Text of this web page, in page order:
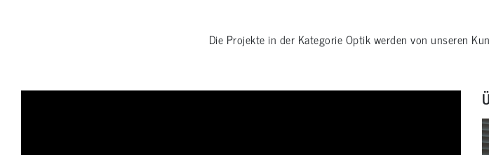
Die Projekte in der KategorieOptikwerden von unseren